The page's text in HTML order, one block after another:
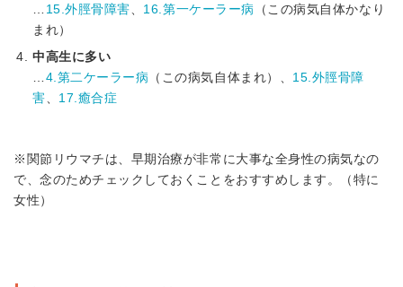
15.外脛骨障害 16.第一ケーラー病
（この病気自体かなり
まれ）
中高生に多い
4.第二ケーラー病 （この病気自体まれ）、 15.外脛骨障
害
17.癒合症
※関節リウマチは、早期治療が非常に大事な全身性の病気なの
で、念のためチェックしておくことをおすすめします。（特に
女性）